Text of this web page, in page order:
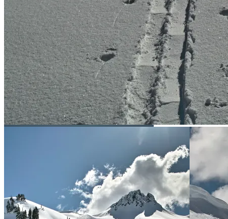
Der Sonne entgegen …